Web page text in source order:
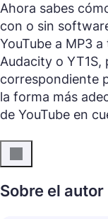
Ahora sabes
con o sin
YouTube a MP3
Audacity o YT1S,
correspondiente
la forma más
de YouTube en
Sobre el autor